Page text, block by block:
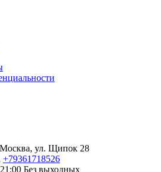
Москва, ул. Щипок 28
+79361718526
Без выходных